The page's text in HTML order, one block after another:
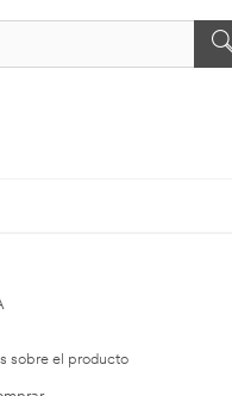
sobre el producto